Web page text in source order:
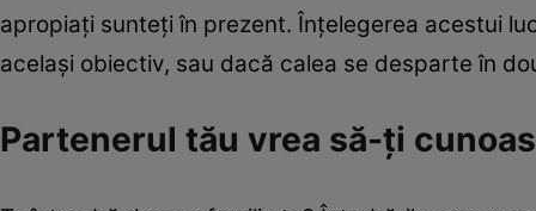
apropiaţi sunteţi în prezent. Înţelegerea acestui
acelaşi obiectiv, sau dacă calea se desparte în
Partenerul tău vrea să-ţi